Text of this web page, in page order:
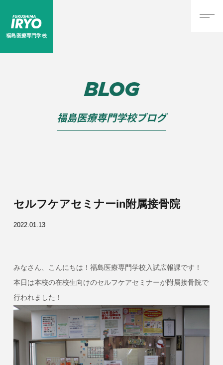
福島医療専門学校
BLOG
福島医療専門学校ブログ
セルフケアセミナーin附属接骨院
2022.01.13
みなさん、こんにちは！福島医療専門学校入試広報課です！
本日は本校の在校生向けのセルフケアセミナーが附属接骨院で
行われました！